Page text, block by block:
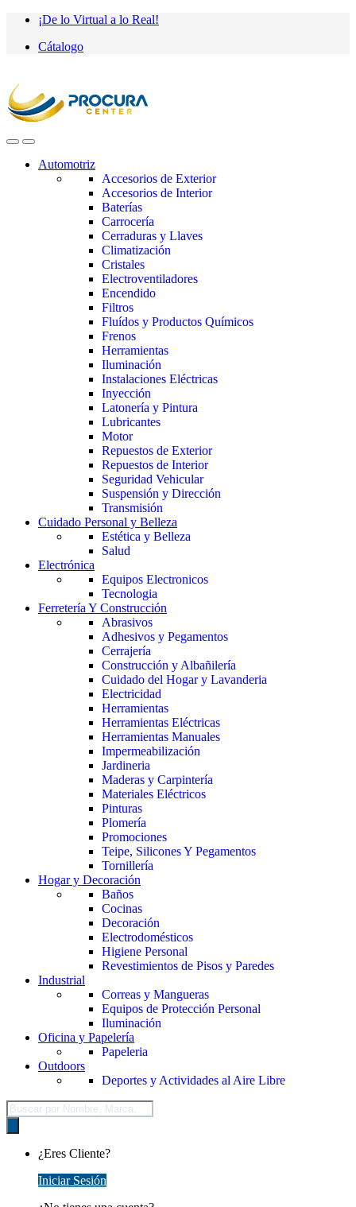
Saltar
navegación
saltar
contenido
¡De lo Virtual a lo Real!
Cátalogo
Automotriz
Accesorios de Exterior
Accesorios de Interior
Baterías
Carrocería
Cerraduras y Llaves
Climatización
Cristales
Electroventiladores
Encendido
Filtros
Fluídos y Productos Químicos
Frenos
Herramientas
Iluminación
Instalaciones Eléctricas
Inyección
Latonería y Pintura
Lubricantes
Motor
Repuestos de Exterior
Repuestos de Interior
Seguridad Vehicular
Suspensión y Dirección
Transmisión
Cuidado Personal y Belleza
Estética y Belleza
Salud
Electrónica
Equipos Electronicos
Tecnologia
Ferretería Y Construcción
Abrasivos
Adhesivos y Pegamentos
Cerrajería
Construcción y Albañilería
Cuidado del Hogar y Lavanderia
Electricidad
Herramientas
Herramientas Eléctricas
Herramientas Manuales
Impermeabilización
Jardineria
Maderas y Carpintería
Materiales Eléctricos
Pinturas
Plomería
Promociones
Teipe, Silicones Y Pegamentos
Tornillería
Hogar y Decoración
Baños
Cocinas
Decoración
Electrodomésticos
Higiene Personal
Revestimientos de Pisos y Paredes
Industrial
Correas y Mangueras
Equipos de Protección Personal
Iluminación
Oficina y Papelería
Papeleria
Outdoors
Deportes y Actividades al Aire Libre
Búsqueda
de
productos
¿Eres Cliente?
Iniciar Sesión